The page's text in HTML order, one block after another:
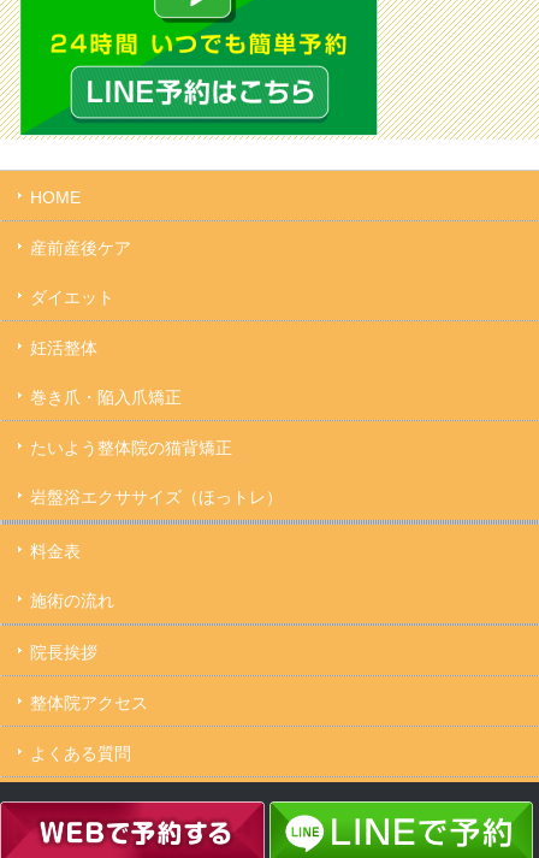
HOME
産前産後ケア
ダイエット
妊活整体
巻き爪・陥入爪矯正
たいよう整体院の猫背矯正
岩盤浴エクササイズ（ほっトレ）
料金表
施術の流れ
院長挨拶
整体院アクセス
よくある質問
キャンセルについて